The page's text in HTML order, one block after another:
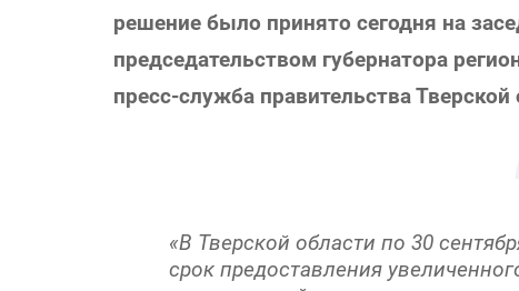
решение было принято сегодня на
председательством губернатора
пресс-служба правительства Тверской
«В Тверской области по 30
срок предоставления